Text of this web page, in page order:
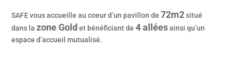
SAFE vous accueille au coeur d’un pavillon de 72m2situé
dans lazone Gold et bénéficiant de4 alléesainsi qu’un
espace d’accueil mutualisé.